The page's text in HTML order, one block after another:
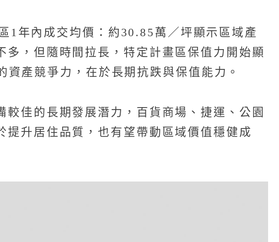
1年內成交均價：約30.85萬／坪顯示區域產
，但隨時間拉長，特定計畫區保值力開始顯
產競爭力，在於長期抗跌與保值能力。
佳的長期發展潛力，百貨商場、捷運、公園
升居住品質，也有望帶動區域價值穩健成